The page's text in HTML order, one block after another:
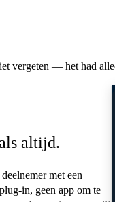
vergeten — het had
altijd.
met een
in, geen app om te